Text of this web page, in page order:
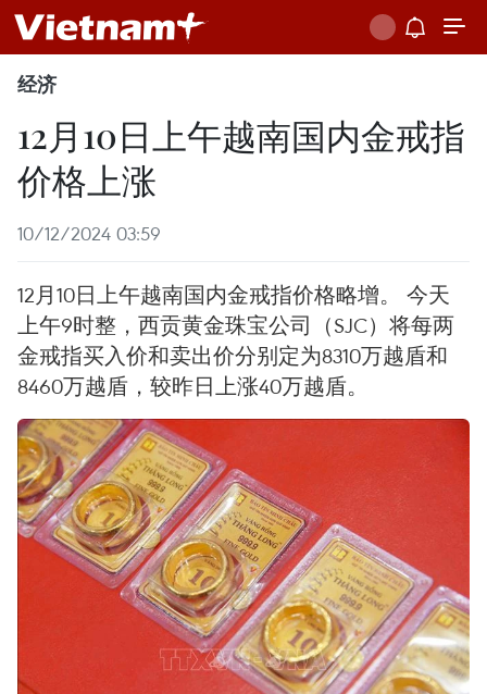
经济
12月10日上午越南国内金戒指
价格上涨
10/12/2024 03:59
12月10日上午越南国内金戒指价格略增。 今天
上午9时整，西贡黄金珠宝公司（SJC）将每两
金戒指买入价和卖出价分别定为8310万越盾和
8460万越盾，较昨日上涨40万越盾。